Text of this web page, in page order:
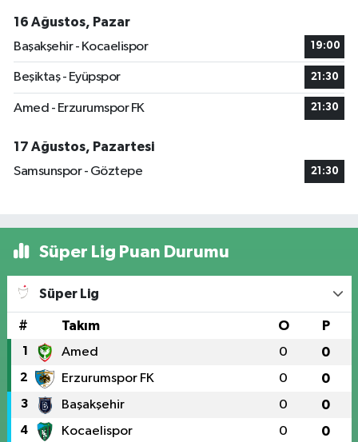
16 Ağustos, Pazar
Başakşehir - Kocaelispor
19:00
Beşiktaş - Eyüpspor 21:30
Amed - Erzurumspor FK 21:30
17 Ağustos, Pazartesi
Samsunspor - Göztepe
21:30
Süper Lig Puan Durumu
Süper Lig
# Takım O P
1 Amed 0 0
2 Erzurumspor FK 0 0
3 Başakşehir 0 0
4 Kocaelispor 0 0